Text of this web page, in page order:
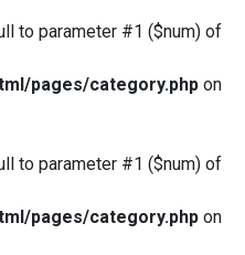
to parameter #1 ($num) of
pages/category.php on
to parameter #1 ($num) of
pages/category.php on